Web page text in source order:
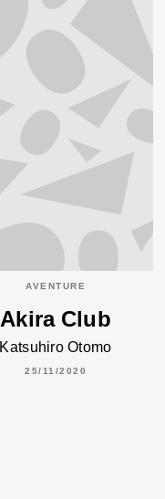
AVENTURE
Akira Club
Katsuhiro Otomo
25/11/2020